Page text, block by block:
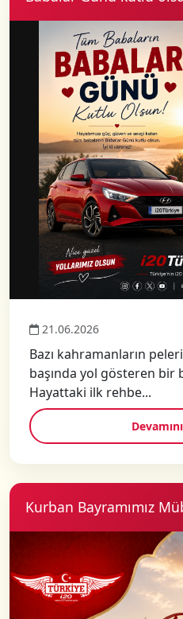
21.06.2026
Bazı kahramanların
başında yol gösteren bir
Hayattaki ilk rehbe...
Kurban Bayramımız